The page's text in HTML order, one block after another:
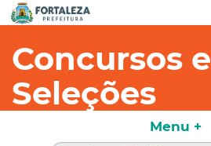
Concursos e
Seleções